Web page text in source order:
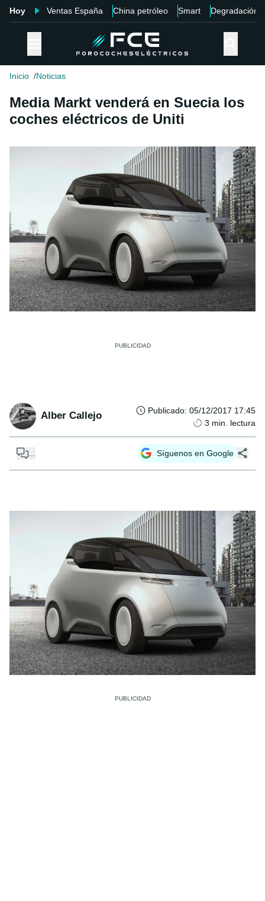
Hoy Ventas España China petróleo Smart Degradación
Inicio Noticias
Media Markt venderá en Suecia los
coches eléctricos de Uniti
Alber Callejo Publicado: 05/12/2017 17:45
3 min. lectura
Síguenos en Google